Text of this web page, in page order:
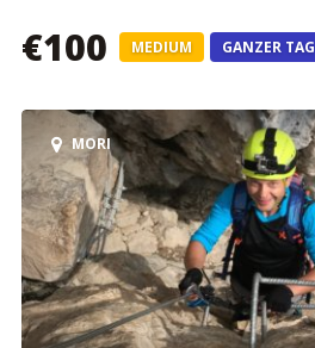
€100 MEDIUM GANZER TAG
MORI